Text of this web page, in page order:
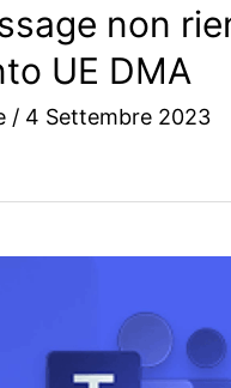
non
UE DMA
/ 4 Settembre 2023